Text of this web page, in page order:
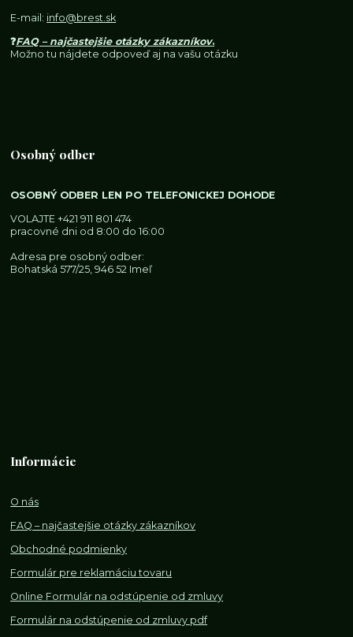
E-mail: info@brest.sk
❓FAQ – najčastejšie otázky zákazníkov.
Možno tu nájdete odpoveď aj na vašu otázku
Osobný odber
OSOBNÝ ODBER LEN PO TELEFONICKEJ DOHODE
VOLAJTE+421 911 801 474
pracovné dni od 8:00 do 16:00
Adresa pre osobný odber:
Bohatská 577/25, 946 52 Imeľ
Informácie
O nás
FAQ – najčastejšie otázky zákazníkov
Obchodné podmienky
Formulár pre reklamáciu tovaru
Online Formulár na odstúpenie od zmluvy
Formulár na odstúpenie od zmluvy pdf